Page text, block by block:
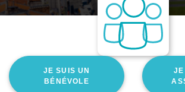
JE SUIS UN
BÉNÉVOLE
JE